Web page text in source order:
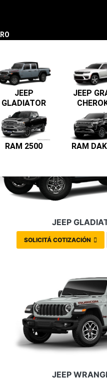
JEEP
GLADIATOR
JEEP
RAM 2500 RAM
JEEP
SOLICITÁ COTIZACIÓN
JEEP